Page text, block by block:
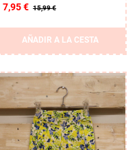
7,95 € 15,99 €
AÑADIR A LA CESTA